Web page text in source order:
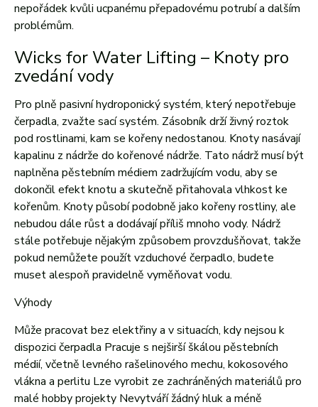
nepořádek kvůli ucpanému přepadovému potrubí a dalším
problémům.
Wicks for Water Lifting – Knoty pro
zvedání vody
Pro plně pasivní hydroponický systém, který nepotřebuje
čerpadla, zvažte sací systém. Zásobník drží živný roztok
pod rostlinami, kam se kořeny nedostanou. Knoty nasávají
kapalinu z nádrže do kořenové nádrže. Tato nádrž musí být
naplněna pěstebním médiem zadržujícím vodu, aby se
dokončil efekt knotu a skutečně přitahovala vlhkost ke
kořenům. Knoty působí podobně jako kořeny rostliny, ale
nebudou dále růst a dodávají příliš mnoho vody. Nádrž
stále potřebuje nějakým způsobem provzdušňovat, takže
pokud nemůžete použít vzduchové čerpadlo, budete
muset alespoň pravidelně vyměňovat vodu.
Výhody
Může pracovat bez elektřiny a v situacích, kdy nejsou k
dispozici čerpadla Pracuje s nejširší škálou pěstebních
médií, včetně levného rašelinového mechu, kokosového
vlákna a perlitu Lze vyrobit ze zachráněných materiálů pro
malé hobby projekty Nevytváří žádný hluk a méně